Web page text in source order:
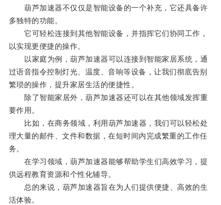
葫芦加速器不仅仅是智能设备的一个补充，它还具备许
多独特的功能。
它可轻松连接到其他智能设备，并指挥它们协同工作，
以实现更便捷的操作。
以家庭为例，葫芦加速器可以连接到智能家居系统，通
过语音指令控制灯光、温度、音响等设备，让我们彻底告别
繁琐的操作，提升家居生活的便捷性。
除了智能家居外，葫芦加速器还可以在其他领域发挥重
要作用。
比如，在商务领域，利用葫芦加速器，我们可以轻松处
理大量的邮件、文件和数据，在短时间内完成繁重的工作任
务。
在学习领域，葫芦加速器能够帮助学生们高效学习，提
供远程教育资源和个性化辅导。
总的来说，葫芦加速器旨在为人们提供便捷、高效的生
活体验。